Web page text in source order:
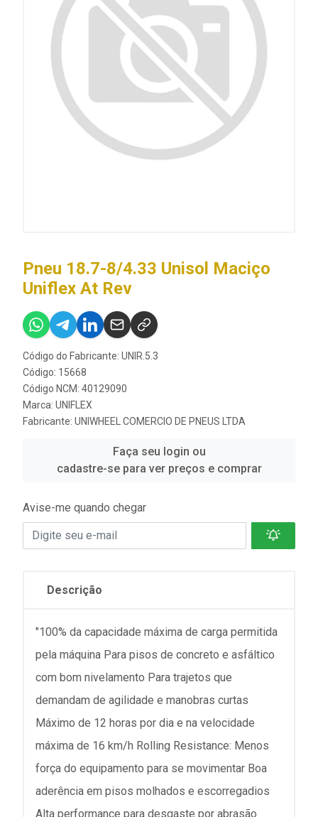
Pneu 18.7-8/4.33 Unisol Maciço
Uniflex At Rev
Código do Fabricante: UNIR.5.3
Código: 15668
Código NCM: 40129090
Marca: UNIFLEX
Fabricante: UNIWHEEL COMERCIO DE PNEUS LTDA
Faça seu login ou
cadastre-se para ver preços e comprar
Avise-me quando chegar
Descrição
"100% da capacidade máxima de carga permitida
pela máquina Para pisos de concreto e asfáltico
com bom nivelamento Para trajetos que
demandam de agilidade e manobras curtas
Máximo de 12 horas por dia e na velocidade
máxima de 16 km/h Rolling Resistance: Menos
força do equipamento para se movimentar Boa
aderência em pisos molhados e escorregadios
Alta performance para desgaste por abrasão